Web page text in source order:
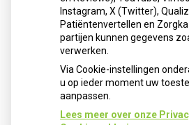
Patiëntenomgeving
Instagram, X (Twitter),
Patiëntenvertellen en
partijen kunnen gegevens
verwerken.
Via Cookie-instellingen
u op ieder moment uw
aanpassen.
Lees meer over onze